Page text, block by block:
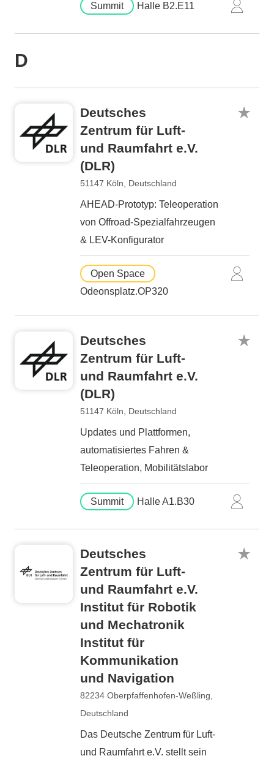
Summit Halle B2.E11
D
Deutsches
Zentrum für Luft-
und Raumfahrt e.V.
(DLR)
51147 Köln, Deutschland
AHEAD-Prototyp: Teleoperation
von Offroad-Spezialfahrzeugen
& LEV-Konfigurator
Open Space
Odeonsplatz.OP320
Deutsches
Zentrum für Luft-
und Raumfahrt e.V.
(DLR)
51147 Köln, Deutschland
Updates und Plattformen,
automatisiertes Fahren &
Teleoperation, Mobilitätslabor
Summit Halle A1.B30
Deutsches
Zentrum für Luft-
und Raumfahrt e.V.
Institut für Robotik
und Mechatronik
Institut für
Kommunikation
und Navigation
82234 Oberpfaffenhofen-Weßling,
Deutschland
Das Deutsche Zentrum für Luft-
und Raumfahrt e.V. stellt sein